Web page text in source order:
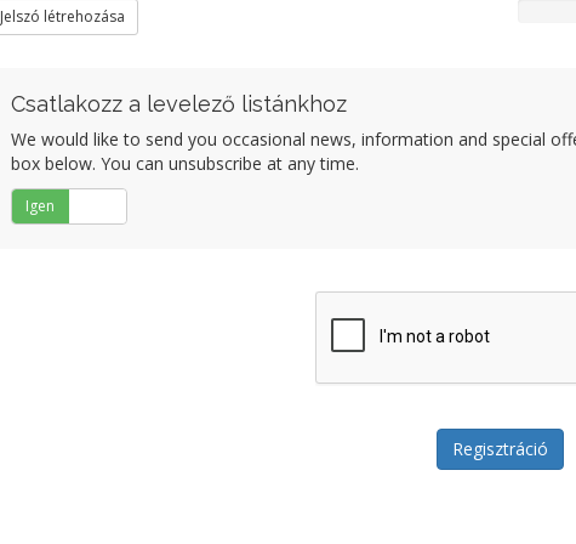
Jelszó létrehozása
Csatlakozz a levelező listánkhoz
We would like to send you occasional news, information and special
box below. You can unsubscribe at any time.
Igen